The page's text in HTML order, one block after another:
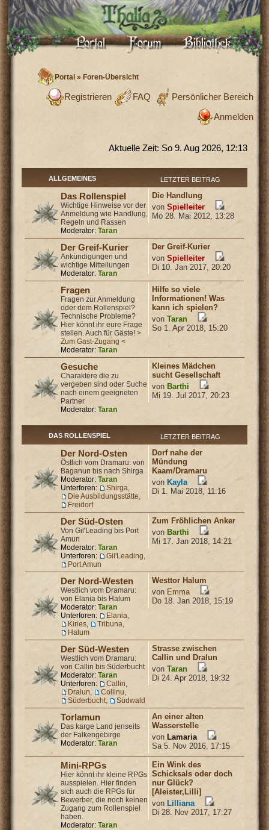
Portal »Foren-Übersicht
Persönlicher Bereich
FAQ
Registrieren
Anmelden
Aktuelle Zeit: So 9. Aug 2026, 12:13
ALLGEMEINES LETZTER BEITRAG
Das Rollenspiel
Wichtige Hinweise vor der
Anmeldung wie Handlung,
Regeln und Rassen
Moderator: Taran
Die Handlung
vonSpielleiter
Mo 28. Mai 2012, 13:28
Der Greif-Kurier
Ankündigungen und
wichtige Mitteilungen
Moderator: Taran
Der Greif-Kurier
vonSpielleiter
Di 10. Jan 2017, 20:20
Fragen
Fragen zur Anmeldung
oder dem Rollenspiel?
Technische Probleme?
Hier könnt ihr eure Frage
stellen. Auch für Gäste!>
Zum Gast-Zugang <
Moderator: Taran
Hilfe so viele
Informationen! Was
kann ich spielen?
vonTaran
So 1. Apr 2018, 15:20
Gesuche
Charaktere die zu
vergeben sind oder Suche
nach einem geeigneten
Partner
Moderator: Taran
Kleines Mädchen
sucht Gesellschaft
von Barthi
Mi 19. Jul 2017, 20:23
DAS ROLLENSPIEL LETZTER BEITRAG
Der Nord-Osten
Östlich vom Dramaru: von
Baganun bis nach Shirga
Moderator: Taran
Unterforen:
Shirga
Die Ausbildungsstätte
Freidorf
Dorf nahe der
Mündung
Kaam/Dramaru
von Kayla
Di 1. Mai 2018, 11:16
Der Süd-Osten
Von Gil'Leading bis Port
Amun
Moderator: Taran
Unterforen:
Gil'Leading
Port Amun
Zum Fröhlichen Anker
von Barthi
Mi 17. Jan 2018, 14:21
Der Nord-Westen
Westlich vom Dramaru:
von Elania bis Halum
Moderator: Taran
Unterforen:
Elania
Kiries
Tribuna
Halum
Westtor Halum
von Emma
Do 18. Jan 2018, 15:19
Der Süd-Westen
Westlich vom Dramaru:
von Callin bis Süderbucht
Moderator: Taran
Unterforen:
Callin
Dralun
Collinu
Süderbucht
Südwald
Strasse zwischen
Callin und Dralun
vonTaran
Di 24. Apr 2018, 19:32
Torlamun
Das karge Land jenseits
der Falkengebirge
Moderator: Taran
An einer alten
Wasserstelle
von Lamaria
Sa 5. Nov 2016, 17:15
Mini-RPGs
Hier könnt ihr kleine RPGs
ausspielen. Hier finden
sich auch die RPGs für
Bewerber, die noch keinen
Zugang zum Rollenspiel
haben.
Moderator: Taran
Ein Wink des
Schicksals oder doch
nur Glück?
[Aleister,Lilli]
von Lilliana
Di 28. Nov 2017, 17:27